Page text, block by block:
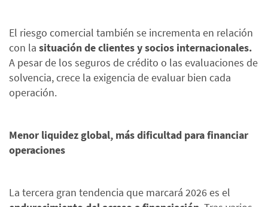
El riesgo comercial también se incrementa en relación
con la situación de clientes y socios internacionales.
A pesar de los seguros de crédito o las evaluaciones de
solvencia, crece la exigencia de evaluar bien cada
operación.
Menor liquidez global, más dificultad para financiar
operaciones
La tercera gran tendencia que marcará 2026 es el